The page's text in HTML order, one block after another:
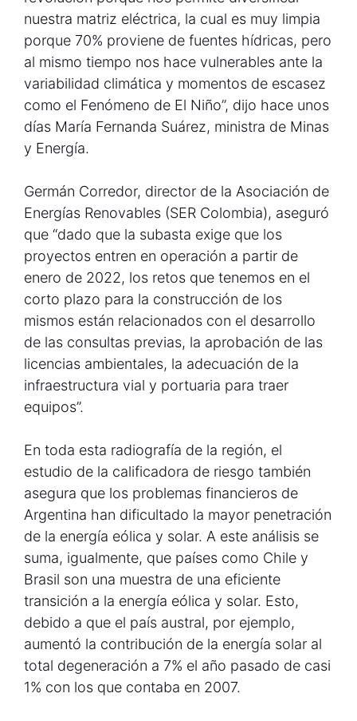
nuestra matriz eléctrica, la cual es muy limpia
porque 70% proviene de fuentes hídricas, pero
al mismo tiempo nos hace vulnerables ante la
variabilidad climática y momentos de escasez
como el Fenómeno de El Niño”, dijo hace unos
días María Fernanda Suárez, ministra de Minas
y Energía.
Germán Corredor, director de la Asociación de
Energías Renovables (SER Colombia), aseguró
que “dado que la subasta exige que los
proyectos entren en operación a partir de
enero de 2022, los retos que tenemos en el
corto plazo para la construcción de los
mismos están relacionados con el desarrollo
de las consultas previas, la aprobación de las
licencias ambientales, la adecuación de la
infraestructura vial y portuaria para traer
equipos”.
En toda esta radiografía de la región, el
estudio de la calificadora de riesgo también
asegura que los problemas financieros de
Argentina han dificultado la mayor penetración
de la energía eólica y solar. A este análisis se
suma, igualmente, que países como Chile y
Brasil son una muestra de una eficiente
transición a la energía eólica y solar. Esto,
debido a que el país austral, por ejemplo,
aumentó la contribución de la energía solar al
total degeneración a 7% el año pasado de casi
1% con los que contaba en 2007.